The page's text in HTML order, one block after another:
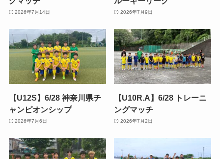
2026年7月14日 2026年7月9日
【U12S】6/28 神奈川県チ
ャンピオンシップ
2026年7月6日
【U10R.A】6/28 トレーニ
ングマッチ
2026年7月2日